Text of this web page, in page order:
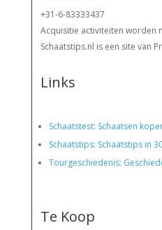
+31-6-83333437
Acquisitie activiteiten worden
Schaatstips.nl is een site van
Links
Schaatstest: Schaatsen
Schaatstips: Schaatstips in
Tourgeschiedenis:
Te Koop